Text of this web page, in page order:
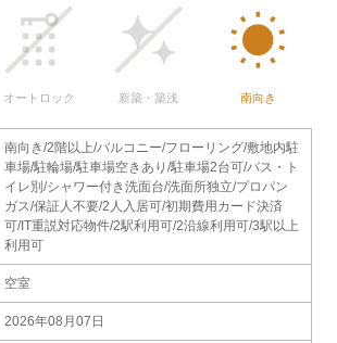
オートロック 新築・築浅 南向き
南向き/2階以上/バルコニー/フローリング/敷地内駐
車場/駐輪場/駐車場空きあり/駐車場2台可/バス・ト
イレ別/シャワー付き洗面台/洗面所独立/プロパン
ガス/保証人不要/2人入居可/初期費用カード決済
可/IT重説対応物件/2駅利用可/2沿線利用可/3駅以上
利用可
空室
2026年08月07日